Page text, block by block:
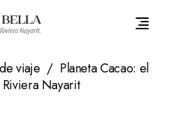
viaje
Planeta Cacao: el
Nayarit